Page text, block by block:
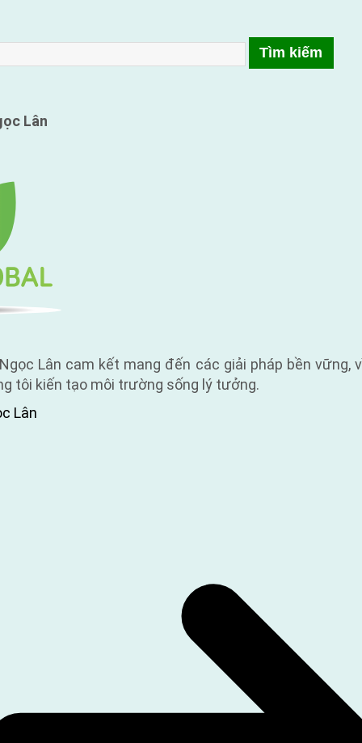
Lân
Lân cam kết mang đến các giải pháp bền vững,
tôi kiến tạo môi trường sống lý tưởng.
Lân